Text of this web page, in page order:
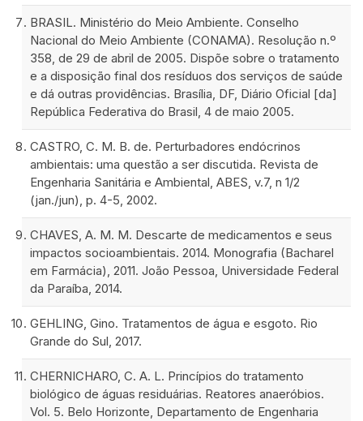
BRASIL. Ministério do Meio Ambiente. Conselho
Nacional do Meio Ambiente (CONAMA). Resolução n.º
358, de 29 de abril de 2005. Dispõe sobre o tratamento
e a disposição final dos resíduos dos serviços de saúde
e dá outras providências. Brasília, DF, Diário Oficial [da]
República Federativa do Brasil, 4 de maio 2005.
CASTRO, C. M. B. de. Perturbadores endócrinos
ambientais: uma questão a ser discutida. Revista de
Engenharia Sanitária e Ambiental, ABES, v.7, n 1/2
(jan./jun), p. 4-5, 2002.
CHAVES, A. M. M. Descarte de medicamentos e seus
impactos socioambientais. 2014. Monografia (Bacharel
em Farmácia), 2011. João Pessoa, Universidade Federal
da Paraíba, 2014.
GEHLING, Gino. Tratamentos de água e esgoto. Rio
Grande do Sul, 2017.
CHERNICHARO, C. A. L. Princípios do tratamento
biológico de águas residuárias. Reatores anaeróbios.
Vol. 5. Belo Horizonte, Departamento de Engenharia